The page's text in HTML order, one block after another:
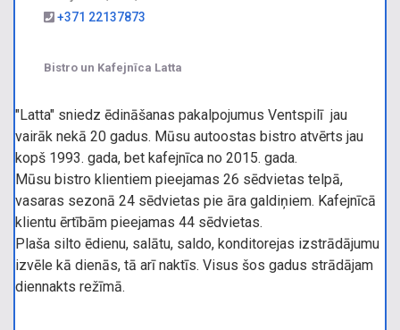
+371 22137873
Bistro un Kafejnīca Latta
"Latta" sniedz ēdināšanas pakalpojumus Ventspilī jau
vairāk nekā 20 gadus. Mūsu autoostas bistro atvērts jau
kopš 1993. gada, bet kafejnīca no 2015. gada.
Mūsu bistro klientiem pieejamas 26 sēdvietas telpā,
vasaras sezonā 24 sēdvietas pie āra galdiņiem. Kafejnīcā
klientu ērtībām pieejamas 44 sēdvietas.
Plaša silto ēdienu, salātu, saldo, konditorejas izstrādājumu
izvēle kā dienās, tā arī naktīs. Visus šos gadus strādājam
diennakts režīmā.